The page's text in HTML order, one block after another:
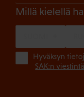
Millä kielellä
Hyväksyn
SAK:n